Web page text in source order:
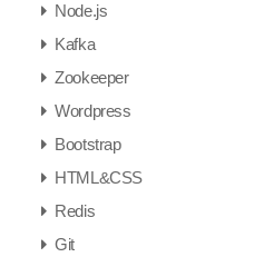
Node.js
Kafka
Zookeeper
Wordpress
Bootstrap
HTML&CSS
Redis
Git